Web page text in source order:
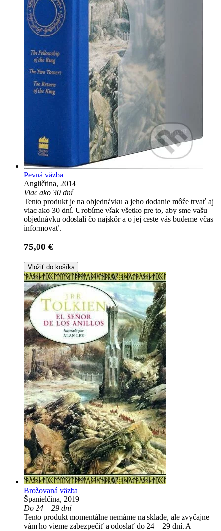
Pevná väzba
Angličtina, 2014
Viac ako 30 dní
Tento produkt je na objednávku a jeho dodanie môže trvať aj
viac ako 30 dní. Urobíme však všetko pre to, aby sme vašu
objednávku odoslali čo najskôr a o jej ceste vás budeme včas
informovať.
75,00 €
Vložiť do košíka
Brožovaná väzba
Španielčina, 2019
Do 24 – 29 dní
Tento produkt momentálne nemáme na sklade, ale zvyčajne
vám ho vieme zabezpečiť a odoslať do 24 – 29 dní. A